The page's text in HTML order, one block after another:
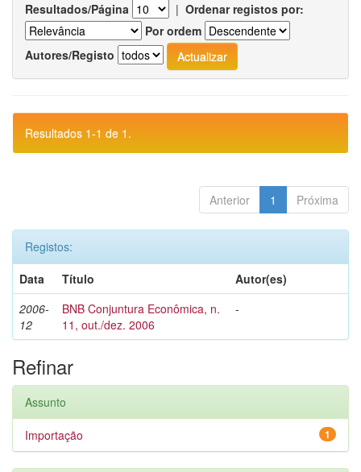
Resultados/Página | Ordenar registos por:
Por ordem
Autores/Registo
Resultados 1-1 de 1.
Anterior 1 Próxima
Registos:
Data
Título
Autor(es)
2006-
12
BNB Conjuntura Econômica, n.
11, out./dez. 2006
-
Refinar
Assunto
1
Importação